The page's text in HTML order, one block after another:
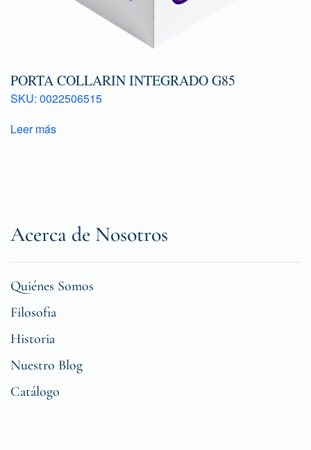
PORTA COLLARIN INTEGRADO G85
SKU: 0022506515
Leer más
Acerca de Nosotros
Quiénes Somos
Filosofia
Historia
Nuestro Blog
Catálogo